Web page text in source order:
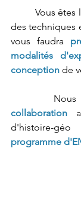
des techniques
vous faudra
modalités
conception de
collaboration
d'histoire-
programme